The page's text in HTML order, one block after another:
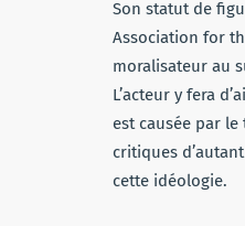
Son statut de
Association for
moralisateur au
L’acteur y fera
est causée par
critiques
cette idéologie.